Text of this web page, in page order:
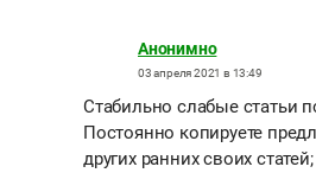
Анонимно
03 апреля 2021 в 13:49
Стабильно слабые статьи
Постоянно копируете
других ранних своих